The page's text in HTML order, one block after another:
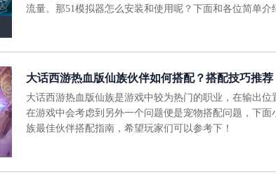
流量。那51模拟器怎么安装和使用呢？下面和各位简单介
大话西游热血版仙族伙伴如何搭配？搭配技巧推荐
大话西游热血版仙族是游戏中较为热门的职业，在输出
在游戏中会考虑到另外一个问题便是宠物搭配问题，下
族最佳伙伴搭配指南，希望玩家们可以参考下！